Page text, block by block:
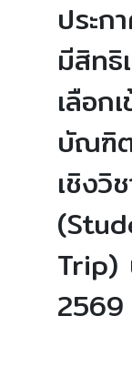
ประก
มีสิทธิ
เลือก
บัณฑิ
เชิงวิ
Trip)
2569